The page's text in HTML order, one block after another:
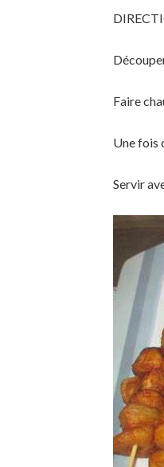
Faire
Une fois
Servir